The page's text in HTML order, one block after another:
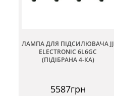
ЛАМПА ДЛЯ ПІДСИЛЮВАЧА JJ
ELECTRONIC 6L6GC
(ПІДІБРАНА 4-КА)
5587грн